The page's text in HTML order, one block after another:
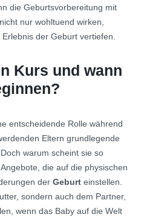
die Geburtsvorbereitung mit
nur wohltuend wirken,
der Geburt vertiefen.
Kurs und wann
entscheidende Rolle während
Eltern grundlegende
warum scheint sie so
die auf die physischen
der Geburt einstellen.
sondern auch dem Partner,
wenn das Baby auf die Welt